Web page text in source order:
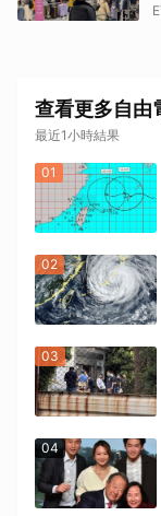
查看更多自由
最近1小時結果
01
02
03
04